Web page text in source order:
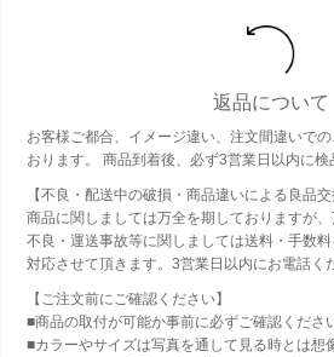
返品について
お客様ご都合、イメージ違い、注文間違いで
おります。 商品到着後、必ず3営業日以内に検
【不良・配送中の破損・商品違いによる良品交
商品に関しましては万全を期しておりますが
不良・運送事故等に関しましては送料・手数
対応させて頂きます。3営業日以内にお電話く
【ご注文前にご確認ください】
■商品の取付が可能か事前に必ずご確認くださ
■カラーやサイズは写真を通して見る時とは想